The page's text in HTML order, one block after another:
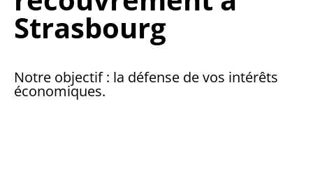
Strasbourg
Notre objectif : la défense de vos intérêts
économiques.